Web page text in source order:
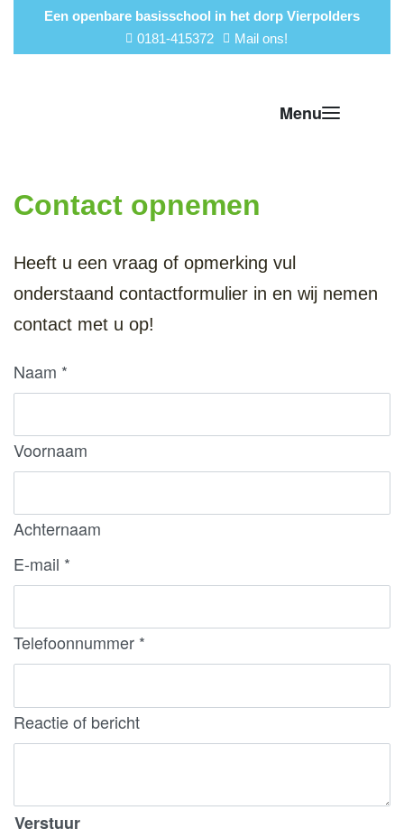
Een openbare basisschool in het dorp Vierpolders
0181-415372
Mail ons!
Contact opnemen
Heeft u een vraag of opmerking vul
onderstaand contactformulier in en wij nemen
contact met u op!
Naam *
Voornaam
Achternaam
E-mail *
Telefoonnummer *
Reactie of bericht
Verstuur